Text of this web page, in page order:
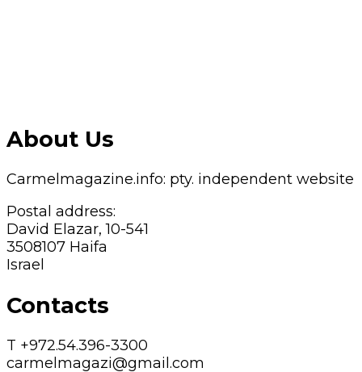
About Us
Carmelmagazine.info: pty. independent website
Postal address:
David Elazar, 10-541
3508107 Haifa
Israel
Contacts
T +972.54.396-3300
carmelmagazi@gmail.com